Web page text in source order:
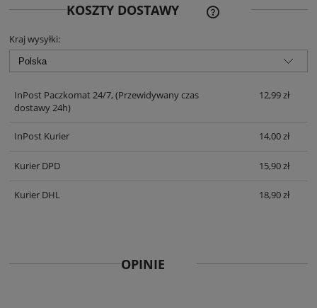
KOSZTY DOSTAWY
CENA NIE ZAWIERA
KOSZTÓW PŁATNOŚCI
Kraj wysyłki:
InPost Paczkomat 24/7, (Przewidywany czas
dostawy 24h)
12,99 zł
InPost Kurier 14,00 zł
Kurier DPD 15,90 zł
Kurier DHL 18,90 zł
OPINIE